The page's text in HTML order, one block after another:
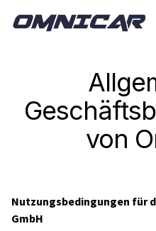
von
Nutzungsbedingungen für
GmbH